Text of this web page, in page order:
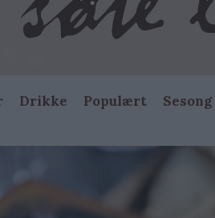
Drikke Populært Sesong